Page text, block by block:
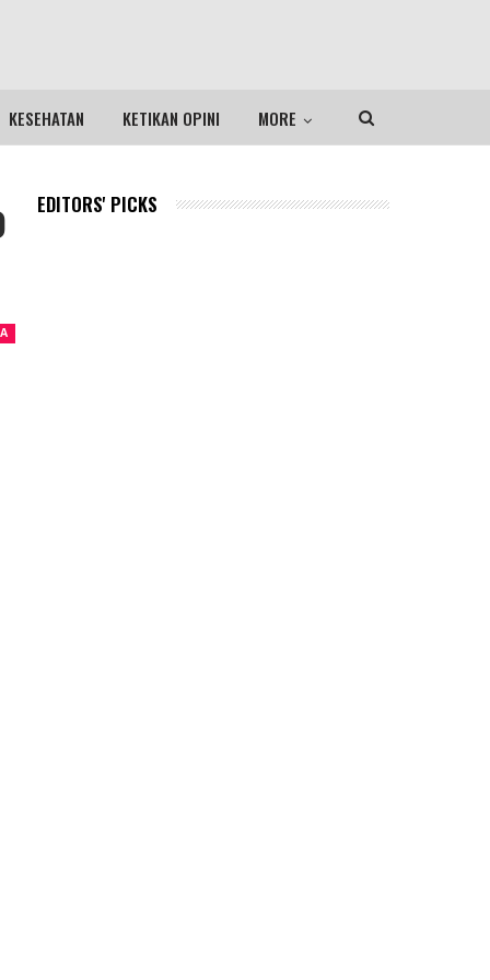
KESEHATAN KETIKAN OPINI MORE
EDITORS' PICKS